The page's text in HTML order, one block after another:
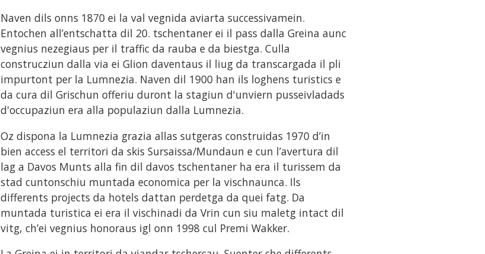
Naven dils onns 1870 ei la val vegnida aviarta successivamein.
Entochen all’entschatta dil 20. tschentaner ei il pass dalla Greina aunc
vegnius nezegiaus per il traffic da rauba e da biestga. Culla
construcziun dalla via ei Glion daventaus il liug da transcargada il pli
impurtont per la Lumnezia. Naven dil 1900 han ils loghens turistics e
da cura dil Grischun offeriu duront la stagiun d'unviern pusseivladads
d'occupaziun era alla populaziun dalla Lumnezia.
Oz dispona la Lumnezia grazia allas sutgeras construidas 1970 d’in
bien access el territori da skis Sursaissa/Mundaun e cun l’avertura dil
lag a Davos Munts alla fin dil davos tschentaner ha era il turissem da
stad cuntonschiu muntada economica per la vischnaunca. Ils
differents projects da hotels dattan perdetga da quei fatg. Da
muntada turistica ei era il vischinadi da Vrin cun siu maletg intact dil
vitg, ch’ei vegnius honoraus igl onn 1998 cul Premi Wakker.